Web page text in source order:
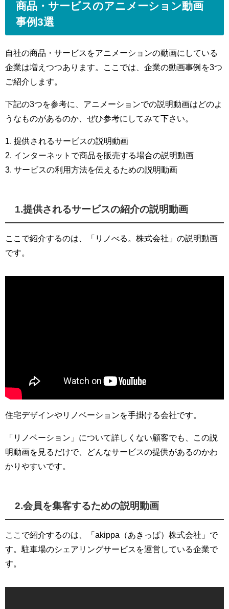
商品・サービスのアニメーション動画
事例3選
自社の商品・サービスをアニメーションの動画にしている
企業は増えつつあります。ここでは、企業の動画事例を3つ
ご紹介します。
下記の3つを参考に、アニメーションでの説明動画はどのよ
うなものがあるのか、ぜひ参考にしてみて下さい。
1. 提供されるサービスの説明動画
2. インターネットで商品を販売する場合の説明動画
3. サービスの利用方法を伝えるための説明動画
1.提供されるサービスの紹介の説明動画
ここで紹介するのは、「リノべる。株式会社」の説明動画
です。
住宅デザインやリノベーションを手掛ける会社です。
「リノベーション」について詳しくない顧客でも、この説
明動画を見るだけで、どんなサービスの提供があるのかわ
かりやすいです。
2.会員を集客するための説明動画
ここで紹介するのは、「akippa（あきっぱ）株式会社」で
す。駐車場のシェアリングサービスを運営している企業で
す。